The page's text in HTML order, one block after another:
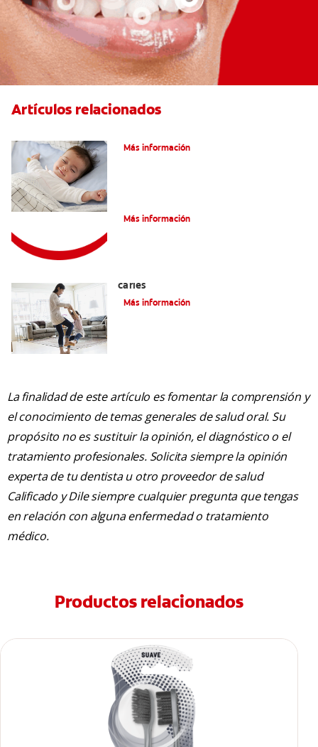
Artículos relacionados
Más información
Más información
caries
Más información
La finalidad de este artículo es fomentar la comprensión y
el conocimiento de temas generales de salud oral. Su
propósito no es sustituir la opinión, el diagnóstico o el
tratamiento profesionales. Solicita siempre la opinión
experta de tu dentista u otro proveedor de salud
Calificado y Dile siempre cualquier pregunta que tengas
en relación con alguna enfermedad o tratamiento
médico.
Productos relacionados